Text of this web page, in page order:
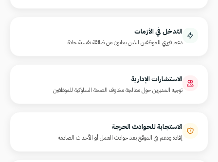
التدخل في الأزمات
دعم فوري للموظفين الذين يعانون من ضائقة نفسية حادة
الاستشارات الإدارية
توجيه المديرين حول معالجة مخاوف الصحة السلوكية للموظفين
الاستجابة للحوادث الحرجة
إفادة ودعم في الموقع بعد حوادث العمل أو الأحداث الصادمة